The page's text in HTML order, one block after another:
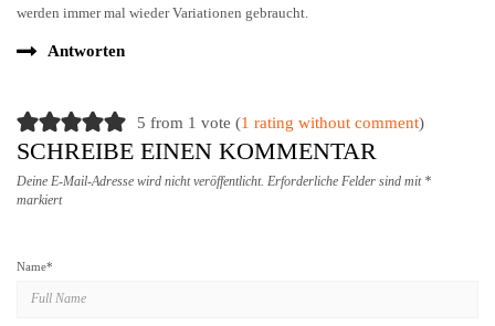
werden immer mal wieder Variationen gebraucht.
Antworten
5 from 1 vote (1 rating without comment)
SCHREIBE EINEN KOMMENTAR
Deine E-Mail-Adresse wird nicht veröffentlicht. Erforderliche Felder sind mit *
markiert
Name*